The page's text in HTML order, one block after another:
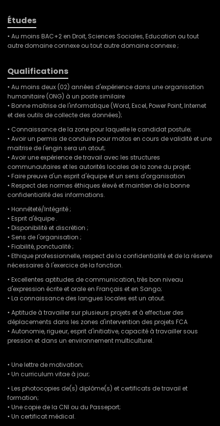
Études
• Au moins BAC+2 en Droit, Sciences Sociales, Education ou tout
autre domaine connexe ou tout autre domaine connexe ;
Qualifications
• Au moins deux (02) années d'expérience dans une organisation
humanitaire (ONG) à un poste similaire
• Bonne maîtrise de l'informatique (Word, Excel, Power Point, Internet
et des outils de collecte des données);
• Connaissance de la zone pour laquelle le candidat postule;
• Avoir un permis de conduire pour motos en cours de validité et une
maitrise de l'engin sera un atout;
• Avoir une expérience de travail avec les structures
communautaires et les autorités locales de la zone du projet;
• Faire preuve d'un esprit d'équipe et un sens d'organisation
• Respect des normes éthiques élevé et maintien de la bonne
confidentialité des informations.
• Honnêteté/Intégrité ;
• Esprit d'équipe .
• Disponibilité et discrétion ;
• Sens de l'organisation ;
• Fiabilité, ponctualité ;
• Ethique professionnelle, respect de la confidentialité et de la réserve
nécessaires à l'exercice de la fonction.
• Excellentes aptitudes de communication, très bon niveau
d'expression écrite et orale en Français et en Sango;
• La connaissance des langues locales est un atout.
• Aptitude à travailler sur plusieurs projets et à effectuer des
déplacements dans les zones d'intervention des projets FCA
• Autonomie, rigueur, esprit d'initiative, capacité à travailler sous
pression et dans un environnement multiculturel.
• Une lettre de motivation;
• Un curriculum vitae à jour;
• Les photocopies de(s) diplôme(s) et certificats de travail et
formation;
• Une copie de la CNI ou du Passeport;
• Un certificat médical.